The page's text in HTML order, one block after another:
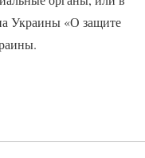
Украины «О защите